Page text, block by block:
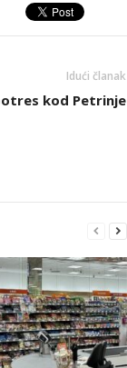
Idući članak
kod Petrinje